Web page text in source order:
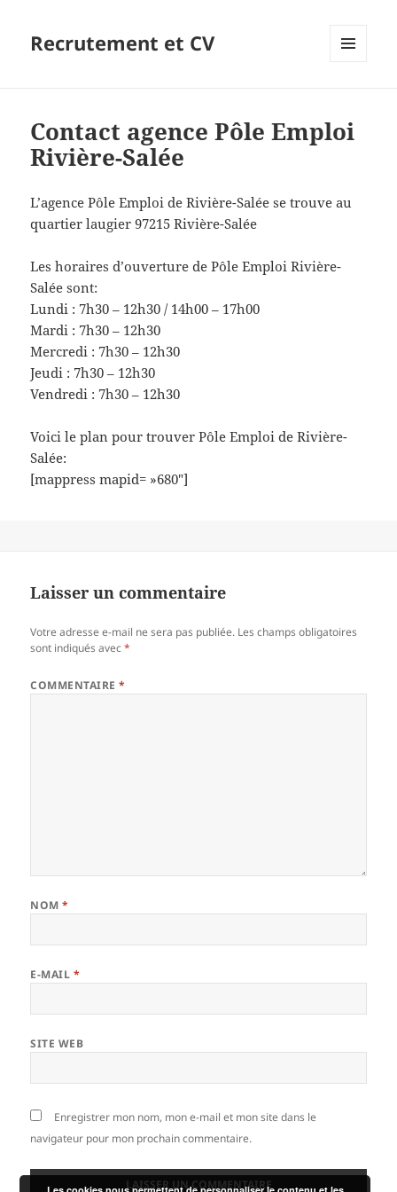
Recrutement et CV
Contact agence Pôle Emploi
Rivière-Salée
L’agence Pôle Emploi de Rivière-Salée se trouve au
quartier laugier 97215 Rivière-Salée
Les horaires d’ouverture de Pôle Emploi Rivière-
Salée sont:
Lundi : 7h30 – 12h30 / 14h00 – 17h00
Mardi : 7h30 – 12h30
Mercredi : 7h30 – 12h30
Jeudi : 7h30 – 12h30
Vendredi : 7h30 – 12h30
Voici le plan pour trouver Pôle Emploi de Rivière-
Salée:
[mappress mapid= »680″]
Laisser un commentaire
Votre adresse e-mail ne sera pas publiée. Les champs obligatoires
sont indiqués avec*
COMMENTAIRE*
NOM*
E-MAIL *
SITE WEB
Enregistrer mon nom, mon e-mail et mon site dans le
navigateur pour mon prochain commentaire.